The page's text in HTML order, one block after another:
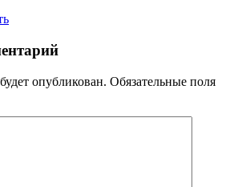
опубликован. Обязательные поля